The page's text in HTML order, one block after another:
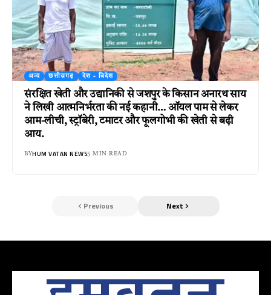
अन्य छत्तीसगढ़ देश - विदेश
संरक्षित खेती और उद्यानिकी से जशपुर के किसान अनारथ साय
ने लिखी आत्मनिर्भरता की नई कहानी… ऑयल पाम से लेकर
आम-लीची, स्ट्रॉबेरी, टमाटर और फूलगोभी की खेती से बढ़ी
आय.
BYHUM VATAN NEWS5 MIN READ
Previous Next